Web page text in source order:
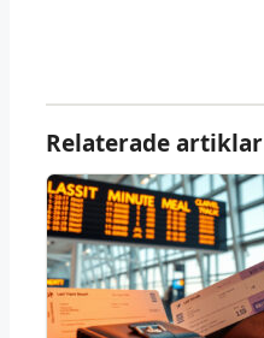
Relaterade artiklar